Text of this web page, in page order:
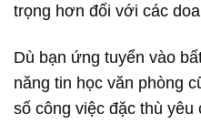
trọng hơn đối với các
Dù bạn ứng tuyển vào
năng tin học văn phòng
số công việc đặc thù yêu